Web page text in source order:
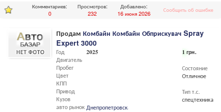
Комментариев:
0
Просмотров:
232
Добавлено:
16 июня 2026
Сообщить об ошибке
Продам Комбайн Комбайн Обприскувач Spray
Expert 3000
1 грн.
Состояние
Отличное
Тип т.с.
спецтехника
Год
Двигатель
Пробег
Цвет
КПП
Привод
Кузов
авто рынок
2025
Днепропетровская